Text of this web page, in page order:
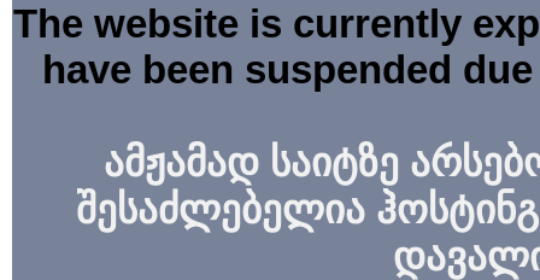
The website is currently
have been suspended
ამჟამად საიტზე
შესაძლებელია